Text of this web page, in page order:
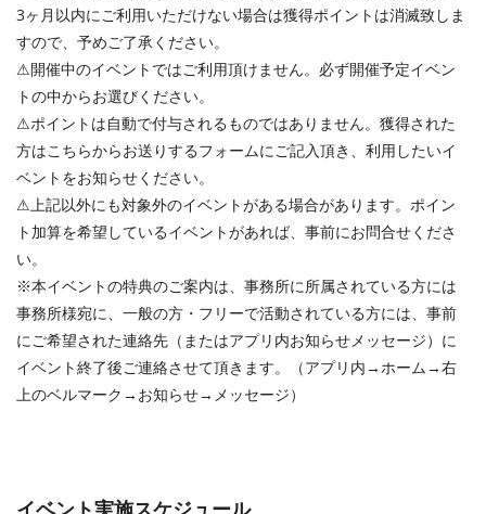
3ヶ月以内にご利用いただけない場合は獲得ポイントは消滅致しま
すので、予めご了承ください。
⚠︎開催中のイベントではご利用頂けません。必ず開催予定イベン
トの中からお選びください。
⚠︎ポイントは自動で付与されるものではありません。獲得された
方はこちらからお送りするフォームにご記入頂き、利用したいイ
ベントをお知らせください。
⚠︎上記以外にも対象外のイベントがある場合があります。ポイン
ト加算を希望しているイベントがあれば、事前にお問合せくださ
い。
※本イベントの特典のご案内は、事務所に所属されている方には
事務所様宛に、一般の方・フリーで活動されている方には、事前
にご希望された連絡先（またはアプリ内お知らせメッセージ）に
イベント終了後ご連絡させて頂きます。（アプリ内→ホーム→右
上のベルマーク→お知らせ→メッセージ）
イベント実施スケジュール